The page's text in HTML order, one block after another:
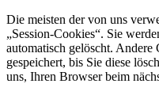
Die meisten der von uns
„Session-Cookies“. Sie
automatisch gelöscht.
gespeichert, bis Sie diese
uns, Ihren Browser beim